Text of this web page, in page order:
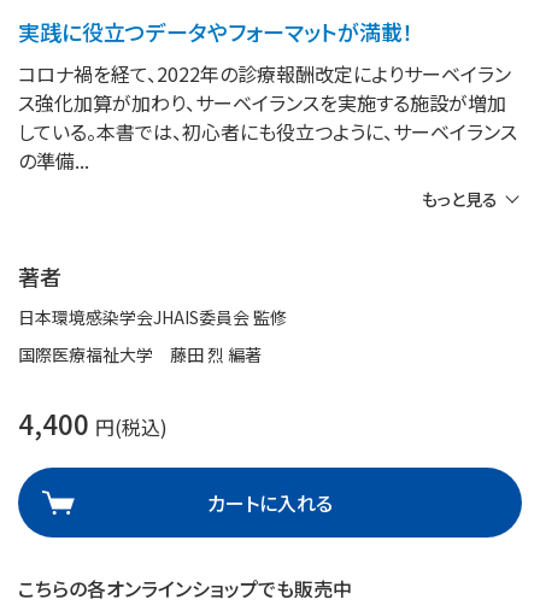
実践に役立つデータやフォーマットが満載！
コロナ禍を経て、2022年の診療報酬改定によりサーベイラン
ス強化加算が加わり、サーベイランスを実施する施設が増加
している。本書では、初心者にも役立つように、サーベイランス
の準備
もっと見る
著者
日本環境感染学会JHAIS委員会 監修
国際医療福祉大学 藤田 烈 編著
4,400 円(税込)
カートに入れる
こちらの各オンラインショップでも販売中